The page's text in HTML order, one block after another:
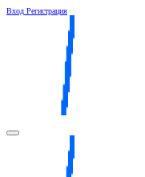
Вход Регистрация